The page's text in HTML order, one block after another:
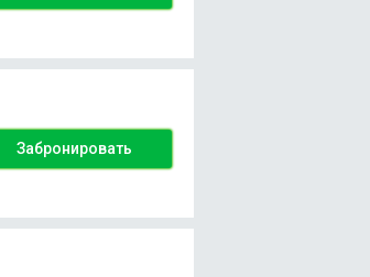
Забронировать